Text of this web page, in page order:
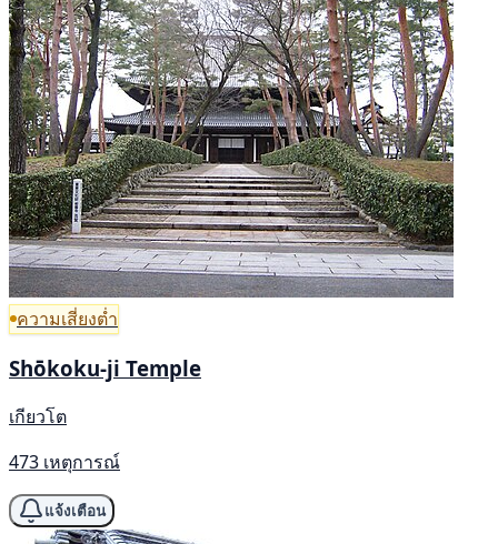
ความเสี่ยงต่ำ
Shōkoku-ji Temple
เกียวโต
473 เหตุการณ์
แจ้งเตือน